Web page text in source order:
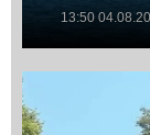
13:50